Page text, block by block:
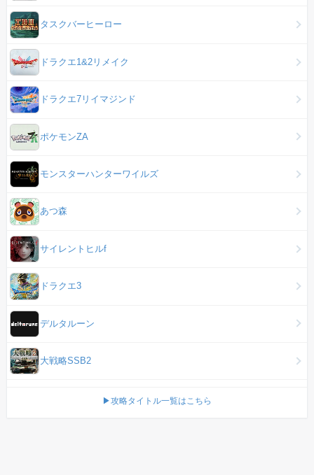
タスクバーヒーロー
ドラクエ1&2リメイク
ドラクエ7リイマジンド
ポケモンZA
モンスターハンターワイルズ
あつ森
サイレントヒルf
ドラクエ3
デルタルーン
大戦略SSB2
▶攻略タイトル一覧はこちら